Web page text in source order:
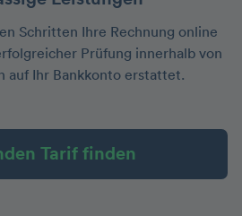
Schritten Ihre Rechnung online
Prüfung innerhalb von
auf Ihr Bankkonto erstattet.
Tarif finden